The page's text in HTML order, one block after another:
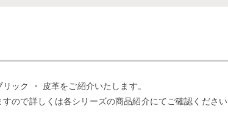
ック ・ 皮革をご紹介いたします。
ので詳しくは各シリーズの商品紹介にてご確認ください